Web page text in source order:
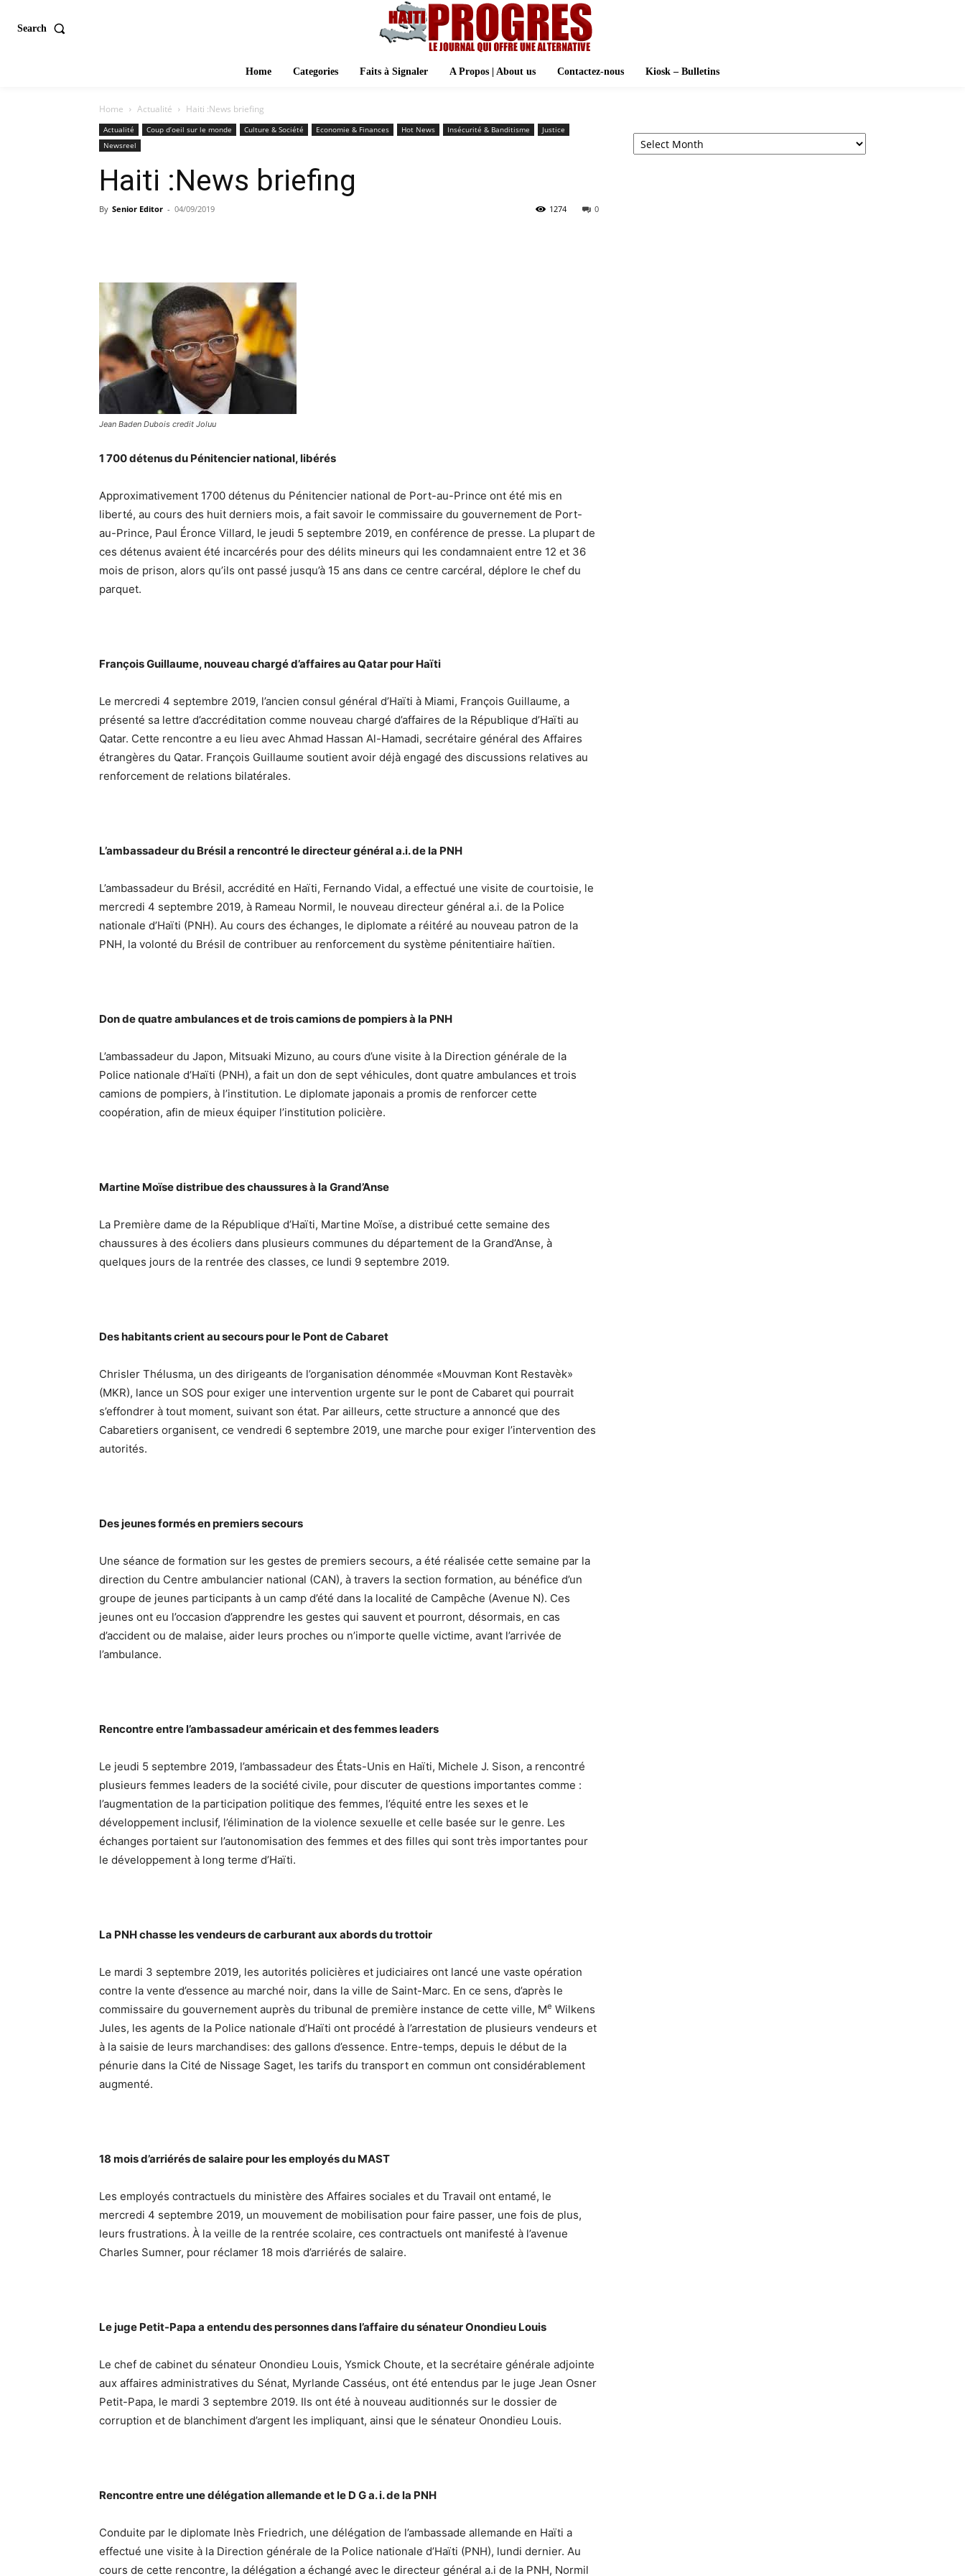
Search
Home Categories Faits à Signaler A Propos | About us Contactez-nous Kiosk – Bulletins
Home Actualité Haiti :News briefing
Actualité Coup d’oeil sur le monde Culture & Société Economie & Finances Hot News Insécurité & Banditisme
Justice
Newsreel
Haiti :News briefing
By Senior Editor - 04/09/2019 0
1274
Jean Baden Dubois credit Joluu
1 700 détenus du Pénitencier national, libérés
Approximativement 1700 détenus du Pénitencier national de Port-au-Prince ont été mis en
liberté, au cours des huit derniers mois, a fait savoir le commissaire du gouvernement de Port-
au-Prince, Paul Éronce Villard, le jeudi 5 septembre 2019, en conférence de presse. La plupart de
ces détenus avaient été incarcérés pour des délits mineurs qui les condamnaient entre 12 et 36
mois de prison, alors qu’ils ont passé jusqu’à 15 ans dans ce centre carcéral, déplore le chef du
parquet.
François Guillaume, nouveau chargé d’affaires au Qatar pour Haïti
Le mercredi 4 septembre 2019, l’ancien consul général d’Haïti à Miami, François Guillaume, a
présenté sa lettre d’accréditation comme nouveau chargé d’affaires de la République d’Haïti au
Qatar. Cette rencontre a eu lieu avec Ahmad Hassan Al-Hamadi, secrétaire général des Affaires
étrangères du Qatar. François Guillaume soutient avoir déjà engagé des discussions relatives au
renforcement de relations bilatérales.
L’ambassadeur du Brésil a rencontré le directeur général a.i. de la PNH
L’ambassadeur du Brésil, accrédité en Haïti, Fernando Vidal, a effectué une visite de courtoisie, le
mercredi 4 septembre 2019, à Rameau Normil, le nouveau directeur général a.i. de la Police
nationale d’Haïti (PNH). Au cours des échanges, le diplomate a réitéré au nouveau patron de la
PNH, la volonté du Brésil de contribuer au renforcement du système pénitentiaire haïtien.
Don de quatre ambulances et de trois camions de pompiers à la PNH
L’ambassadeur du Japon, Mitsuaki Mizuno, au cours d’une visite à la Direction générale de la
Police nationale d’Haïti (PNH), a fait un don de sept véhicules, dont quatre ambulances et trois
camions de pompiers, à l’institution. Le diplomate japonais a promis de renforcer cette
coopération, afin de mieux équiper l’institution policière.
Martine Moïse distribue des chaussures à la Grand’Anse
La Première dame de la République d’Haïti, Martine Moïse, a distribué cette semaine des
chaussures à des écoliers dans plusieurs communes du département de la Grand’Anse, à
quelques jours de la rentrée des classes, ce lundi 9 septembre 2019.
Des habitants crient au secours pour le Pont de Cabaret
Chrisler Thélusma, un des dirigeants de l’organisation dénommée «Mouvman Kont Restavèk»
(MKR), lance un SOS pour exiger une intervention urgente sur le pont de Cabaret qui pourrait
s’effondrer à tout moment, suivant son état. Par ailleurs, cette structure a annoncé que des
Cabaretiers organisent, ce vendredi 6 septembre 2019, une marche pour exiger l’intervention des
autorités.
Des jeunes formés en premiers secours
Une séance de formation sur les gestes de premiers secours, a été réalisée cette semaine par la
direction du Centre ambulancier national (CAN), à travers la section formation, au bénéfice d’un
groupe de jeunes participants à un camp d’été dans la localité de Campêche (Avenue N). Ces
jeunes ont eu l’occasion d’apprendre les gestes qui sauvent et pourront, désormais, en cas
d’accident ou de malaise, aider leurs proches ou n’importe quelle victime, avant l’arrivée de
l’ambulance.
Rencontre entre l’ambassadeur américain et des femmes leaders
Le jeudi 5 septembre 2019, l’ambassadeur des États-Unis en Haïti, Michele J. Sison, a rencontré
plusieurs femmes leaders de la société civile, pour discuter de questions importantes comme :
l’augmentation de la participation politique des femmes, l’équité entre les sexes et le
développement inclusif, l’élimination de la violence sexuelle et celle basée sur le genre. Les
échanges portaient sur l’autonomisation des femmes et des filles qui sont très importantes pour
le développement à long terme d’Haïti.
La PNH chasse les vendeurs de carburant aux abords du trottoir
Le mardi 3 septembre 2019, les autorités policières et judiciaires ont lancé une vaste opération
contre la vente d’essence au marché noir, dans la ville de Saint-Marc. En ce sens, d’après le
commissaire du gouvernement auprès du tribunal de première instance de cette ville, Me Wilkens
Jules, les agents de la Police nationale d’Haïti ont procédé à l’arrestation de plusieurs vendeurs et
à la saisie de leurs marchandises: des gallons d’essence. Entre-temps, depuis le début de la
pénurie dans la Cité de Nissage Saget, les tarifs du transport en commun ont considérablement
augmenté.
18 mois d’arriérés de salaire pour les employés du MAST
Les employés contractuels du ministère des Affaires sociales et du Travail ont entamé, le
mercredi 4 septembre 2019, un mouvement de mobilisation pour faire passer, une fois de plus,
leurs frustrations. À la veille de la rentrée scolaire, ces contractuels ont manifesté à l’avenue
Charles Sumner, pour réclamer 18 mois d’arriérés de salaire.
Le juge Petit-Papa a entendu des personnes dans l’affaire du sénateur Onondieu Louis
Le chef de cabinet du sénateur Onondieu Louis, Ysmick Choute, et la secrétaire générale adjointe
aux affaires administratives du Sénat, Myrlande Casséus, ont été entendus par le juge Jean Osner
Petit-Papa, le mardi 3 septembre 2019. Ils ont été à nouveau auditionnés sur le dossier de
corruption et de blanchiment d’argent les impliquant, ainsi que le sénateur Onondieu Louis.
Rencontre entre une délégation allemande et le D G a. i. de la PNH
Conduite par le diplomate Inès Friedrich, une délégation de l’ambassade allemande en Haïti a
effectué une visite à la Direction générale de la Police nationale d’Haïti (PNH), lundi dernier. Au
cours de cette rencontre, la délégation a échangé avec le directeur général a.i de la PNH, Normil
Archives